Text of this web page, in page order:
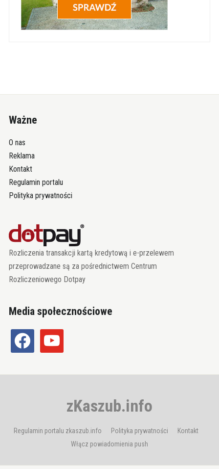
Ważne
O nas
Reklama
Kontakt
Regulamin portalu
Polityka prywatności
Rozliczenia transakcji kartą kredytową i e-przelewem
przeprowadzane są za pośrednictwem Centrum
Rozliczeniowego Dotpay
Media społecznościowe
facebook youtube
zKaszub.info
Regulamin portalu zkaszub.info Polityka prywatności
Kontakt
Włącz powiadomienia push